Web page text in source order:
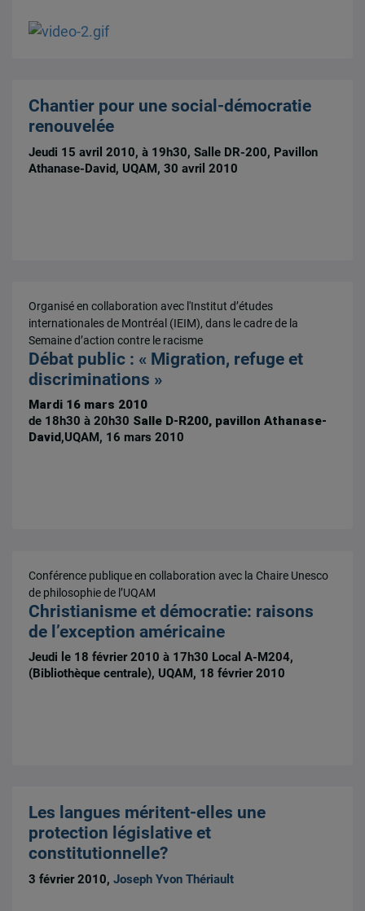
Chantier pour une social-démocratie
renouvelée
Jeudi 15 avril 2010, à 19h30, Salle DR-200, Pavillon
Athanase-David, UQAM, 30 avril 2010
Organisé en collaboration avec l'Institut d’études
internationales de Montréal (IEIM), dans le cadre de la
Semaine d’action contre le racisme
Débat public : « Migration, refuge et
discriminations »
Mardi 16 mars 2010
de 18h30 à 20h30 Salle D-R200, pavillon Athanase-
David ,UQAM, 16 mars 2010
Conférence publique en collaboration avec la Chaire Unesco
de philosophie de l’UQAM
Christianisme et démocratie: raisons
de l’exception américaine
Jeudi le 18 février 2010 à 17h30 Local A-M204,
(Bibliothèque centrale), UQAM, 18 février 2010
Les langues méritent-elles une
protection législative et
constitutionnelle?
3 février 2010,Joseph Yvon Thériault